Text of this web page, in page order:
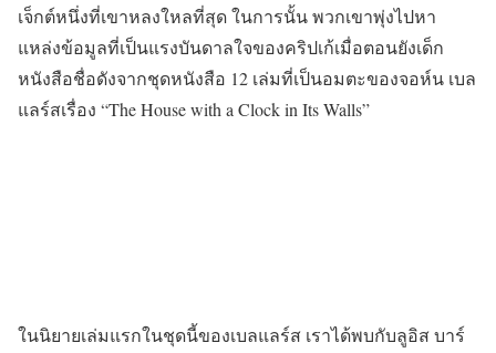
เจ็กต์หนึ่งที่เขาหลงใหลที่สุด ในการนั้น พวกเขาพุ่งไปหา
แหล่งข้อมูลที่เป็นแรงบันดาลใจของคริปเก้เมื่อตอนยังเด็ก
หนังสือชื่อดังจากชุดหนังสือ 12 เล่มที่เป็นอมตะของจอห์น เบล
แลร์สเรื่อง “The House with a Clock in Its Walls”
ในนิยายเล่มแรกในชุดนี้ของเบลแลร์ส เราได้พบกับลูอิส บาร์